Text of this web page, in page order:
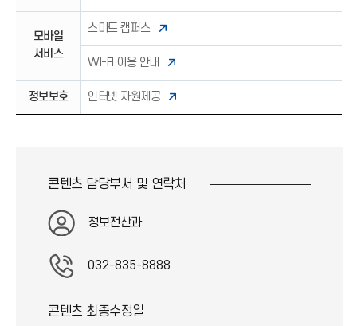
모바일
서비스
스마트 캠퍼스
WI-FI 이용 안내
정보보호 인터넷 자원제공
콘텐츠 담당부서 및 연락처
정보전산과
032-835-8888
콘텐츠 최종수정일